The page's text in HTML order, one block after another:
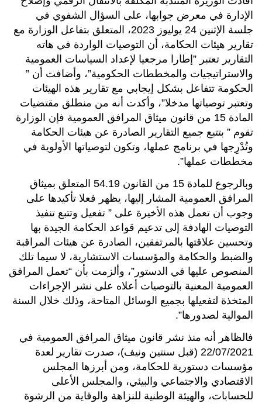
الإدارة في معرض جوابها، على السؤال الشفوي في
جلسة الإثنين 24 يوليوز 2023، المتعلق بتفاعل الوزارة مع
تقارير هيئات الحكامة، أن التوصيات الواردة في هاته
التقارير تعتبر ”إطارا مرجعيا لإعداد السياسات العمومية
والاستراتيجيات والمخططات الحكومية”، وأضافت أن ”
الحكومة تتفاعل بشكل إيجابي مع تقارير هذه الهيئات
وتعتبر توصياتها مدخلا”، وأكدت أنه من منطلق مقتضيات
المادة 15 من قانون ميثاق المرافق العمومية فإن الوزارة
تقوم ” بتتبع جميع التقارير الصادرة عن هيئات الحكامة
وتُدْرِجها في برنامج عملها، وتكون لتوصياتها الأولوية في
مخططات عملها”.
وبالرجوع للمادة 15 من القانون 54.19 المتعلق بميثاق
المرافق العمومية المشار إليها، يظهر فعلا تأكيدها على
وجوب أن تعمل هذه الأخيرة على ” تفعيل وتتبع تنفيذ
التوصيات الهادفة إلى تدعيم قواعد الحكامة الجيدة بها
وتحسين علاقتها بالمرتفقين، الصادرة عن هيئات المراقبة
والضبط والحكامة والمؤسسات الاستشارية، لا سيما تلك
المنصوص عليها في الدستور”، وألزمت بأن “تعمل المرافق
العمومية المعنية بالتوصيات أعلاه على نشر الإجراءات
المتخذة لتفعيلها بجميع الوسائل المتاحة، وذلك خلال السنة
الموالية لصدورها”.
فالظاهر أنه منذ نشر قانون ميثاق المرافق العمومية في
22/07/2021 (قبل سنتين ونيف)، صدرت تقارير لعدة
مؤسسات دستورية للحكامة، ومن أبرزها المجلس
الاقتصادي والاجتماعي والبيئي، والمجلس الأعلى
للحسابات، والهيئة الوطنية للنزاهة والوقاية من الرشوة